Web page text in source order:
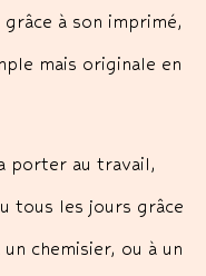
à son imprimé,
mais originale en
porter au travail,
tous les jours grâce
chemisier, ou à un